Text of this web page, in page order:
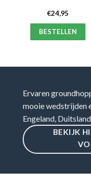
€24,95
BESTELLEN
Ervaren
mooie wedstrijden
Engeland,
BEKIJK